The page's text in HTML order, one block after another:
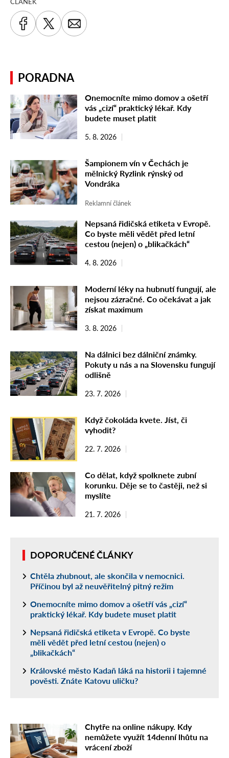
PORADNA
Onemocníte mimo domov a ošetří
vás „cizí“ praktický lékař. Kdy
budete muset platit
5. 8. 2026
Šampionem vín v Čechách je
mělnický Ryzlink rýnský od
Vondráka
Reklamní článek
Nepsaná řidičská etiketa v Evropě.
Co byste měli vědět před letní
cestou (nejen) o „blikačkách“
4. 8. 2026
Moderní léky na hubnutí fungují, ale
nejsou zázračné. Co očekávat a jak
získat maximum
3. 8. 2026
Na dálnici bez dálniční známky.
Pokuty u nás a na Slovensku fungují
odlišně
23. 7. 2026
Když čokoláda kvete. Jíst, či
vyhodit?
22. 7. 2026
Co dělat, když spolknete zubní
korunku. Děje se to častěji, než si
myslíte
21. 7. 2026
DOPORUČENÉ ČLÁNKY
Chtěla zhubnout, ale skončila v nemocnici.
Příčinou byl až neuvěřitelný pitný režim
Onemocníte mimo domov a ošetří vás „cizí“
praktický lékař. Kdy budete muset platit
Nepsaná řidičská etiketa v Evropě. Co byste
měli vědět před letní cestou (nejen) o
„blikačkách“
Královské město Kadaň láká na historii i tajemné
pověsti. Znáte Katovu uličku?
Chytře na online nákupy. Kdy
nemůžete využít 14denní lhůtu na
vrácení zboží